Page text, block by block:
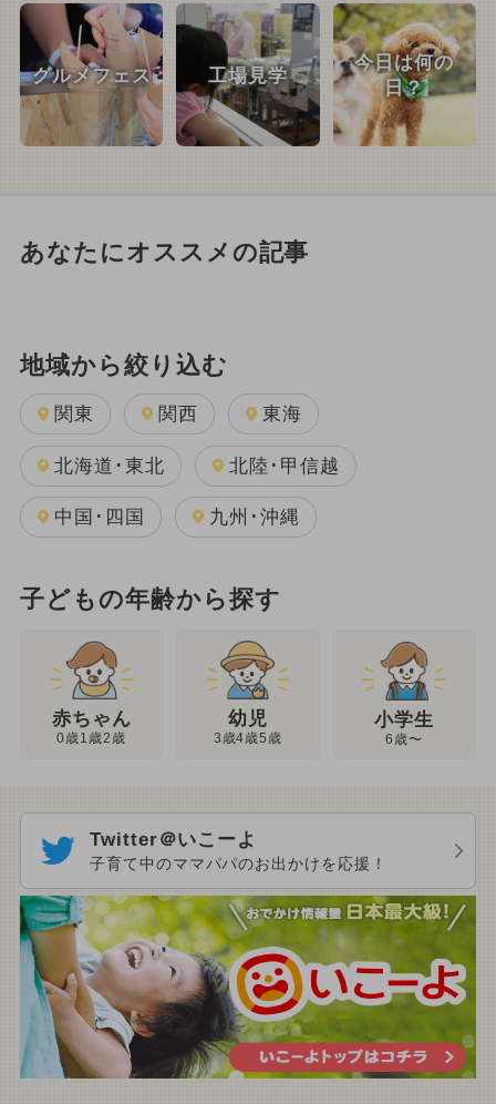
グルメフェス 工場見学
今日は何の
日？
あなたにオススメの記事
地域から絞り込む
関東 関西 東海
北海道･東北 北陸･甲信越
中国･四国 九州･沖縄
子どもの年齢から探す
赤ちゃん
0歳1歳2歳
幼児
3歳4歳5歳
小学生
6歳〜
Twitter＠いこーよ
子育て中のママパパのお出かけを応援！